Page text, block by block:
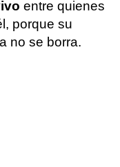
entre quienes
porque su
no se borra.